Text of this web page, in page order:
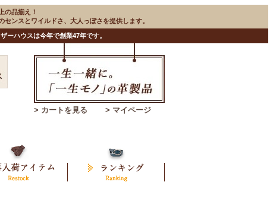
の品揃え！
ンスとワイルドさ、大人っぽさを提供します。
ーハウスは今年で創業47年です。
> カートを見る > マイページ